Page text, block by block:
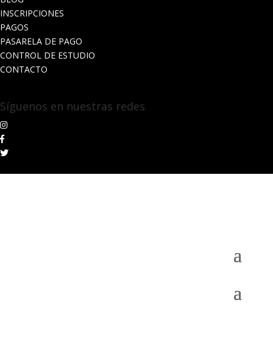
INSCRIPCIONES
PAGOS
PASARELA DE PAGO
CONTROL DE ESTUDIO
CONTACTO
Síguenos en nuestras redes